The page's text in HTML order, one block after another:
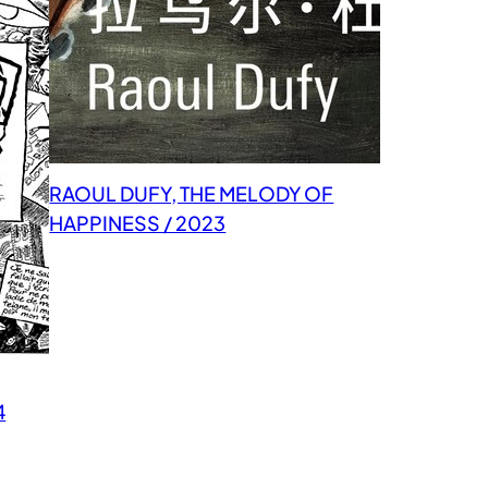
RAOUL DUFY, THE MELODY OF
HAPPINESS / 2023